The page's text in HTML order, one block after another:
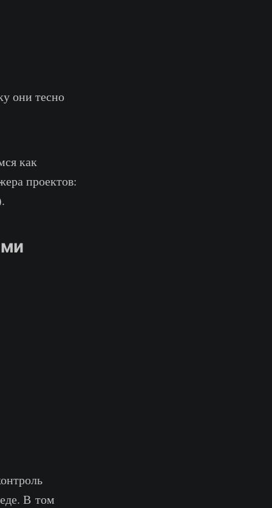
они тесно
как
проектов:
В том